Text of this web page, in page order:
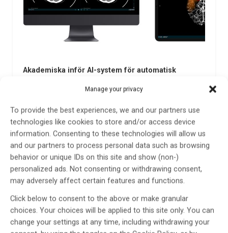
Manage your privacy
To provide the best experiences, we and our partners use
technologies like cookies to store and/or access device
information. Consenting to these technologies will allow us
and our partners to process personal data such as browsing
behavior or unique IDs on this site and show (non-)
personalized ads. Not consenting or withdrawing consent,
may adversely affect certain features and functions.
Click below to consent to the above or make granular
choices. Your choices will be applied to this site only. You can
change your settings at any time, including withdrawing your
Akademiska inför AI-system för automatisk
system som automatiskt tolkar strokebilder tagna med
datortomografi. Främsta syftet är att förbättra
strokevården genom att diagnostiken går fortare och
blir mer träffsäker. Snabba åtgärder vid stroke kan
begränsa omfattningen av hjärnskador och risk…
20 nov 2023